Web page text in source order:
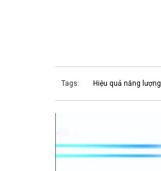
Tags: Hiệu quả năng lượng